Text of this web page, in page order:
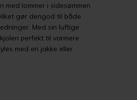
med lommer i sidesømmen
gør dengod til både
Med sin luftige
perfekt til varmere
med en jakke eller